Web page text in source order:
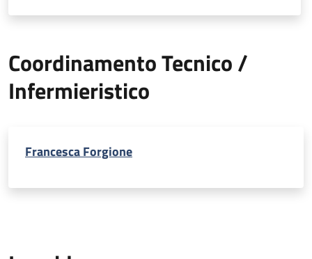
Coordinamento Tecnico /
Infermieristico
Francesca Forgione